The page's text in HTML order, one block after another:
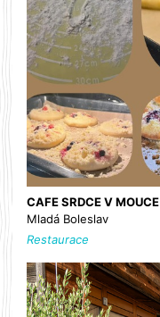
CAFE SRDCE V MOUCE
Mladá Boleslav
Restaurace